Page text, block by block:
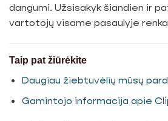
dangumi. Užsisakyk šiandien ir
vartotojų visame pasaulyje
Taip pat žiūrėkite
Daugiau žiebtuvėlių mūsų
Gamintojo informacija apie